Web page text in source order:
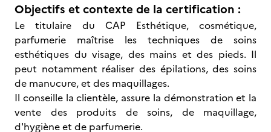
Objectifs et contexte de la certification :
Le titulaire du CAP Esthétique, cosmétique,
parfumerie maîtrise les techniques de soins
esthétiques du visage, des mains et des pieds. Il
peut notamment réaliser des épilations, des soins
de manucure, et des maquillages.
Il conseille la clientèle, assure la démonstration et la
vente des produits de soins, de maquillage,
d'hygiène et de parfumerie.